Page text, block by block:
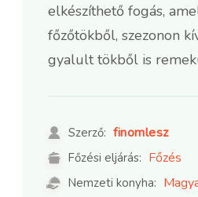
elkészíthető fogás,
főzőtökből, szezonon
gyalult tökből is
Szerző: finomlesz
Főzési eljárás: Főzés
Nemzeti konyha: